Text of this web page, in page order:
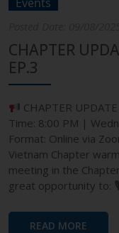
CHAPTER
EP.3
CHAPTER
Time: 8:00 PM |
Format: Online via
Vietnam Chapter
meeting in the
great opportunity to:
READ MORE